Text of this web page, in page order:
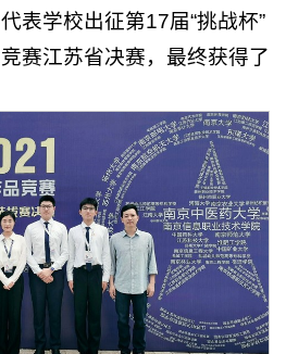
表学校出征第17届“挑战杯”
赛江苏省决赛，最终获得了